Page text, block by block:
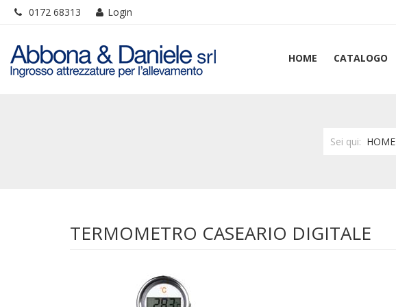
0172 68313 Login
HOME CATALOGO
Sei qui: HOME
TERMOMETRO CASEARIO DIGITALE